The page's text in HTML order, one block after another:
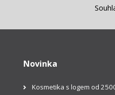
Novinka
Kosmetika s logem od